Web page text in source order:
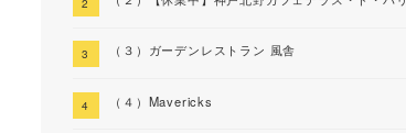
（３）ガーデンレストラン 風舎
（４）Mavericks